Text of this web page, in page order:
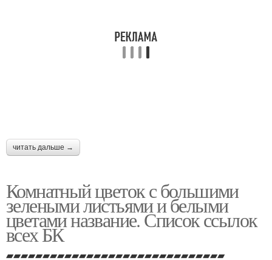
читать дальше →
Комнатный цветок с большими
зелеными листьями и белыми
цветами название. Список ссылок
всех БК
▰▰▰▰▰▰▰▰▰▰▰▰▰▰▰▰▰▰▰▰▰▰▰▰▰▰▰▰▰▰